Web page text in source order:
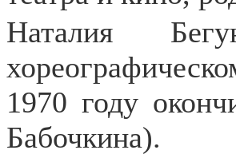
Наталия
1970 году
Бабочкина).